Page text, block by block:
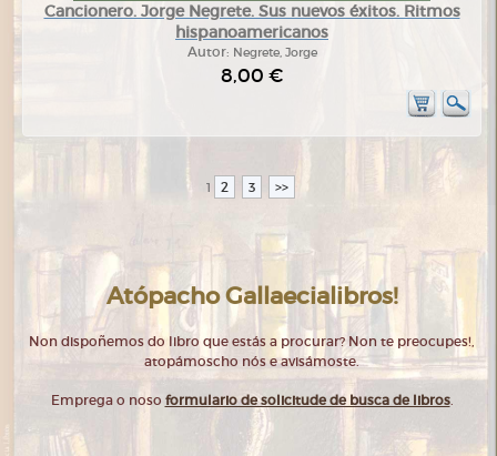
Cancionero. Jorge Negrete. Sus nuevos éxitos. Ritmos
hispanoamericanos
Autor: Negrete, Jorge
8,00 €
1 2 3 >>
Atópacho Gallaecialibros!
Non dispoñemos do libro que estás a procurar? Non te preocupes!,
atopámoscho nós e avisámoste.
Emprega o noso formulario de solicitude de busca de libros.